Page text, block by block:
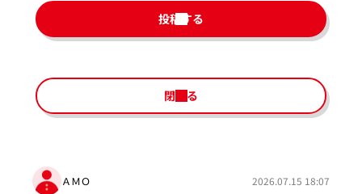
投稿する
閉じる
ＡＭＯ 2026.07.15 18:07